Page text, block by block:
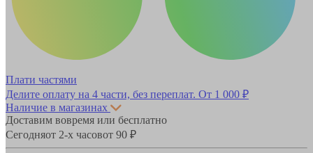
Плати частями
Делите оплату на 4 части, без переплат. От 1 000 ₽
Наличие в магазинах
Доставим вовремя или бесплатно
Сегодняот 2-х часовот 90 ₽